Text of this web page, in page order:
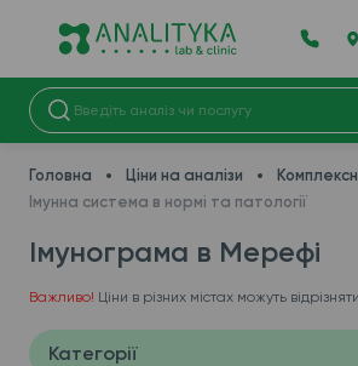
Головна Ціни на аналізи
Імунна система в нормі та патології
Імунограма в Мерефі
Важливо! Ціни в різних містах можуть
Категорії